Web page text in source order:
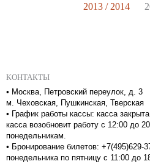
2013 / 2014
КОНТАКТЫ
• Москва, Петровский переулок, д. 3
м. Чеховская, Пушкинская, Тверская
• График работы кассы: касса
касса возобновит работу с 12:00 до
понедельникам.
• Бронирование билетов: +7(495)629-
понедельника по пятницу с 11:00 до